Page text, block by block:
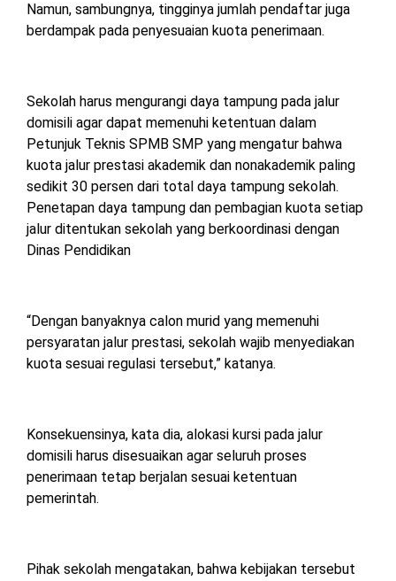
Namun, sambungnya, tingginya jumlah pendaftar juga
berdampak pada penyesuaian kuota penerimaan.
Sekolah harus mengurangi daya tampung pada jalur
domisili agar dapat memenuhi ketentuan dalam
Petunjuk Teknis SPMB SMP yang mengatur bahwa
kuota jalur prestasi akademik dan nonakademik paling
sedikit 30 persen dari total daya tampung sekolah.
Penetapan daya tampung dan pembagian kuota setiap
jalur ditentukan sekolah yang berkoordinasi dengan
Dinas Pendidikan
“Dengan banyaknya calon murid yang memenuhi
persyaratan jalur prestasi, sekolah wajib menyediakan
kuota sesuai regulasi tersebut,” katanya.
Konsekuensinya, kata dia, alokasi kursi pada jalur
domisili harus disesuaikan agar seluruh proses
penerimaan tetap berjalan sesuai ketentuan
pemerintah.
Pihak sekolah mengatakan, bahwa kebijakan tersebut